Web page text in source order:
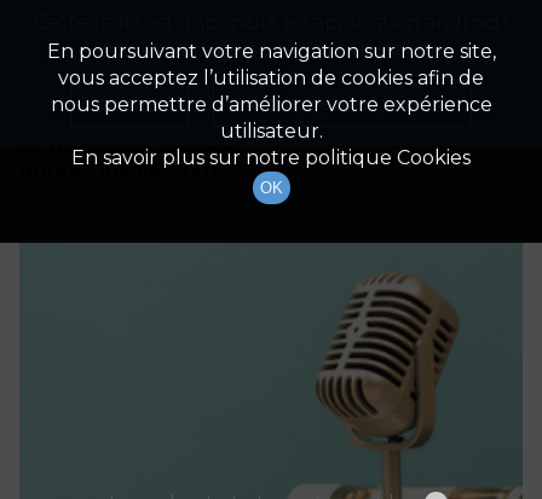
Détails De L'épisode
22 mars 2021
à 18h00
durée : Invalid date
En poursuivant votre navigation sur notre site,
vous acceptez l’utilisation de cookies afin de
nous permettre d’améliorer votre expérience
utilisateur.
En savoir plus sur notre politique Cookies
OK
Appuyez ci-dessous pour l'installer.
Non merci Télécharger l'application